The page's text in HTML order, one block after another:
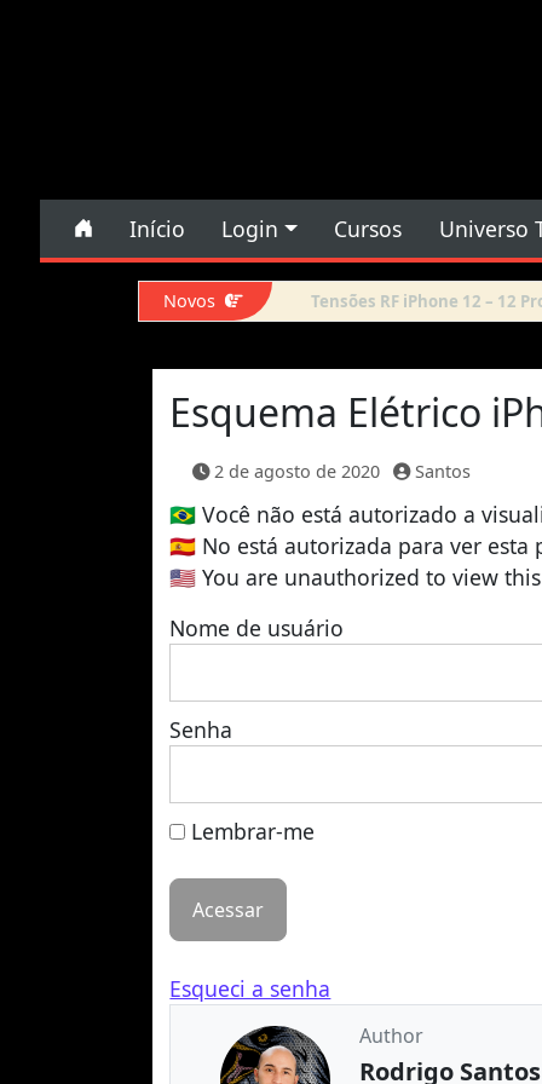
Pular para o conteúdo
Navegação principal
Início Login Cursos Universo
Novos Force DFU iPhone 14 Pro Max
Esquema Elétrico
2 de agosto de 2020 Santos
🇧🇷Você não está autorizado a
🇪🇸 No está autorizada para ver esta
🇺🇸You are unauthorized to view
Nome de usuário
Senha
Lembrar-me
Esqueci a senha
Author
Rodrigo Santos